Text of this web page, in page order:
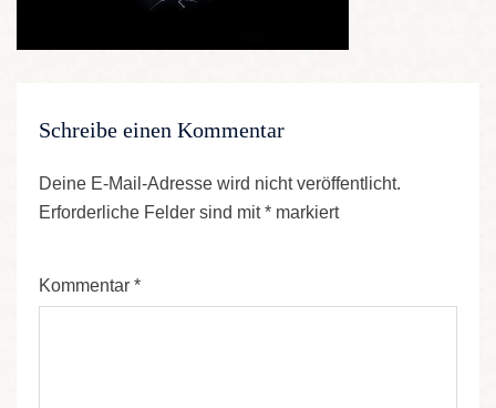
Schreibe einen Kommentar
Deine E-Mail-Adresse wird nicht veröffentlicht.
Erforderliche Felder sind mit* markiert
Kommentar *